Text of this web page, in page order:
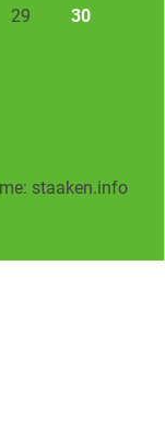
29 30
staaken.info